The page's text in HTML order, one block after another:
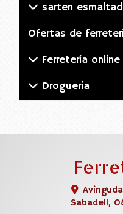
sarten
Ofertas de
Ferretería online
Drogueria
Sabadell,